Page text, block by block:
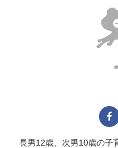
長男12歳、次男10歳の子